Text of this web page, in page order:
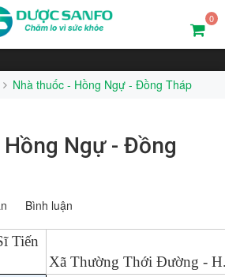
0
Nhà thuốc - Hồng Ngự - Đồng Tháp
Ngự - Đồng
Bình luận
Tiến
Xã Thường Thới Đường -